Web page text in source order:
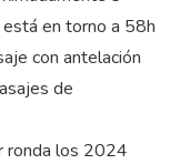
está en torno a 58h
con antelación
de
ronda los 2024